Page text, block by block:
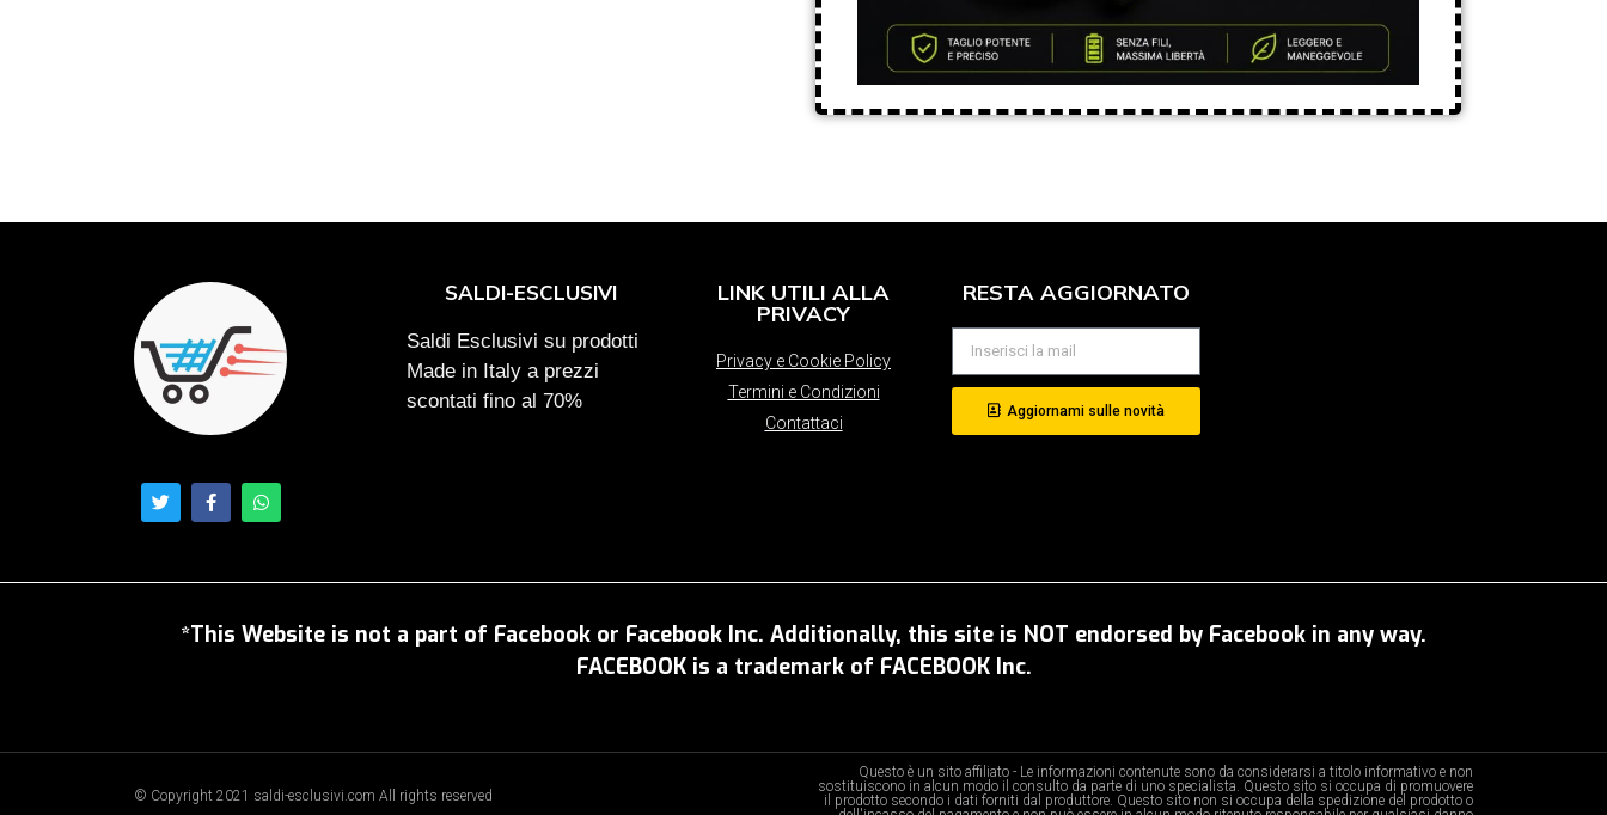
SALDI-ESCLUSIVI
Saldi Esclusivi su prodotti
Made in Italy a prezzi
scontati fino al 70%
LINK UTILI ALLA
PRIVACY
Privacy e Cookie Policy
Termini e Condizioni
Contattaci
RESTA AGGIORNATO
Aggiornami sulle novità
*This Website is not a part of Facebook or Facebook Inc. Additionally, this site is NOT endorsed by Facebook in any way.
FACEBOOK is a trademark of FACEBOOK Inc.
© Copyright 2021 saldi-esclusivi.com All rights reserved
Questo è un sito affiliato - Le informazioni contenute sono da considerarsi a titolo informativo e non
sostituiscono in alcun modo il consulto da parte di uno specialista. Questo sito si occupa di promuovere
il prodotto secondo i dati forniti dal produttore. Questo sito non si occupa della spedizione del prodotto o